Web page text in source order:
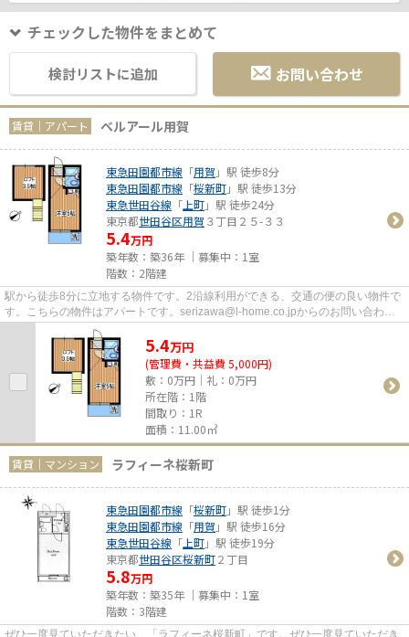
チェックした物件をまとめて
検討リストに追加 お問い合わせ
賃貸｜アパート ベルアール用賀
東急田園都市線 「用賀 」駅 徒歩8分
東急田園都市線 「桜新町」駅 徒歩13分
東急世田谷線 「 上町」駅 徒歩24分
東京都世田谷区用賀 ３丁目２５-３３
5.4万円
築年数：築36年 ｜募集中： 1室
階数：2階建
駅から徒歩8分に立地する物件です。2沿線利用ができる、交通の便の良い物件で
す。こちらの物件はアパートです。serizawa@l-home.co.jpからのお問い合わせ
もお待ちしております。世田谷...
5.4万円
(管理費・共益費 5,000円)
敷：0万円｜礼：0万円
所在階：1階
間取り：1R
面積：11.00㎡
賃貸｜マンション ラフィーネ桜新町
東急田園都市線 「桜新町」駅 徒歩1分
東急田園都市線 「用賀 」駅 徒歩16分
東急世田谷線 「 上町」駅 徒歩19分
東京都世田谷区桜新町２丁目
5.8万円
築年数：築35年 ｜募集中： 1室
階数：3階建